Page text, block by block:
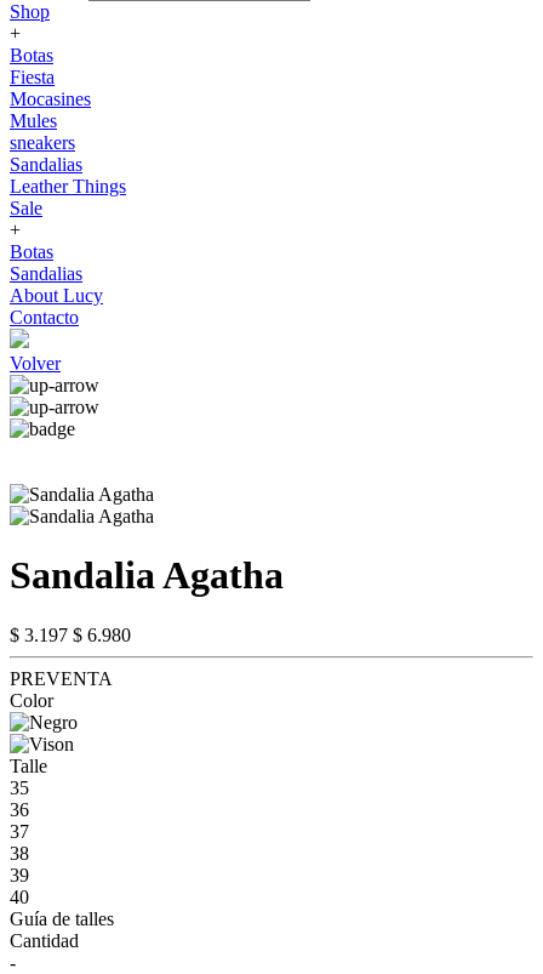
Shop
+
Botas
Fiesta
Mocasines
Mules
sneakers
Sandalias
Leather Things
Sale
+
Botas
Sandalias
About Lucy
Contacto
Volver
Sandalia Agatha
$ 3.197 $ 6.980
PREVENTA
Color
Talle
35
36
37
38
39
40
Guía de talles
Cantidad
-